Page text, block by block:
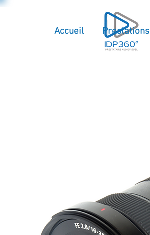
Accueil Prestations